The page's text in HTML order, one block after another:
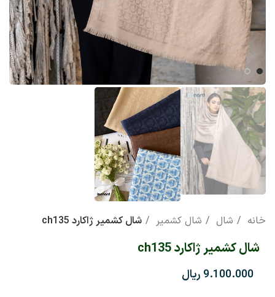
خانه شال شال کشمیر شال کشمیر ژاکارد ch135
شال کشمیر ژاکارد ch135
ریال